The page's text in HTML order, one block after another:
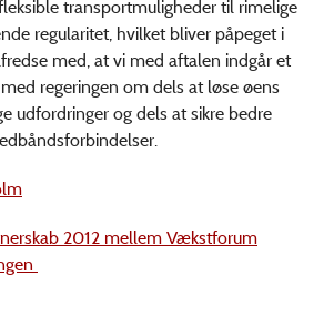
transportmuligheder til rimelige
regularitet, hvilket bliver påpeget i
med, at vi med aftalen indgår et
regeringen om dels at løse øens
udfordringer og dels at sikre bedre
2012 mellem Vækstforum